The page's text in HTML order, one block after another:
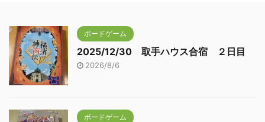
ボードゲーム
2025/12/30 取手ハウス合宿 ２日目
2026/8/6
ボードゲーム